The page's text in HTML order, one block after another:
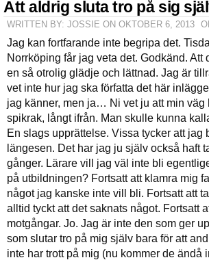
Att aldrig sluta tro på sig
WRITTEN BY: JOSSIE ON OKTOBER 6, 2013
Jag kan fortfarande inte begripa det.
Norrköping får jag veta det. Godkänd. Att
en så otrolig glädje och lättnad. Jag är
vet inte hur jag ska författa det här
jag känner, men ja… Ni vet ju att min väg
spikrak, långt ifrån. Man skulle kunna
En slags upprättelse. Vissa tycker att jag
längesen. Det har jag ju själv också haft
gånger. Lärare vill jag väl inte bli
på utbildningen? Fortsatt att klamra mig
något jag kanske inte vill bli. Fortsatt att
alltid tyckt att det saknats något. Fortsatt
motgångar. Jo. Jag är inte den som ger
som slutar tro på mig själv bara för att
inte har trott på mig (nu kommer de ändå